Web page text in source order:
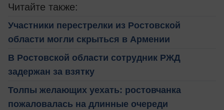
Читайте также:
Участники перестрелки из Ростовской
области могли скрыться в Армении
В Ростовской области сотрудник РЖД
задержан за взятку
Толпы желающих уехать: ростовчанка
пожаловалась на длинные очереди